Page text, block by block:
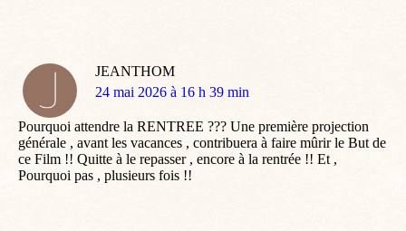
JEANTHOM
dit
24 mai 2026 à 16 h 39 min
Pourquoi attendre la RENTREE ??? Une première projection
générale , avant les vacances , contribuera à faire mûrir le But de
ce Film !! Quitte à le repasser , encore à la rentrée !! Et ,
Pourquoi pas , plusieurs fois !!